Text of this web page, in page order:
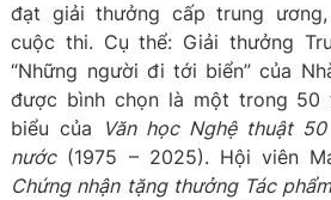
đạt giải thưởng cấp trung
cuộc thi. Cụ thể: Giải thưởng
“Những người đi tới biển” của
được bình chọn là một trong 50
biểu của
Văn học Nghệ thuật
nước(1975 – 2025). Hội viên
Chứng nhận tặng thưởng Tác